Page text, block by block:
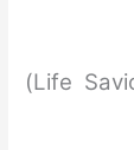
جائزة “منقذ الأرواح” (Life Saviour Award)